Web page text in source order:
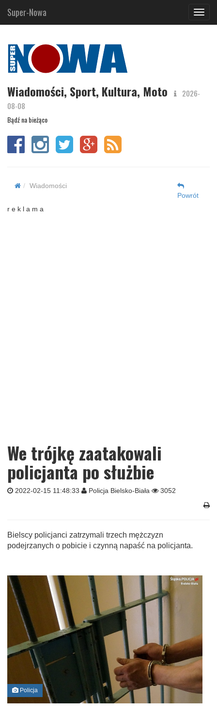
Super-Nowa
Wiadomości, Sport, Kultura, Moto
2026-
08-08
Bądź na bieżąco
Wiadomości
Powrót
r e k l a m a
We trójkę zaatakowali
policjanta po służbie
2022-02-15 11:48:33 Policja Bielsko-Biała 3052
Bielscy policjanci zatrzymali trzech mężczyzn
podejrzanych o pobicie i czynną napaść na policjanta.
Policja